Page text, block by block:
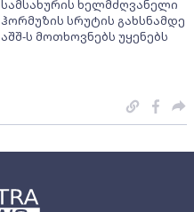
სამსახურის ხელმძღვანელი
ჰორმუზის სრუტის გახსნამდე
აშშ-ს მოთხოვნებს უყენებს